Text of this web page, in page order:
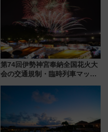
第74回伊勢神宮奉納全国花火大
会の交通規制・臨時列車マッ